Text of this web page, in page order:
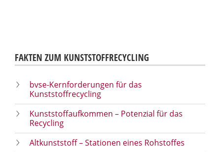
FAKTEN ZUM KUNSTSTOFFRECYCLING
bvse-Kernforderungen für das
Kunststoffrecycling
Kunststoffaufkommen – Potenzial für das
Recycling
Altkunststoff – Stationen eines Rohstoffes